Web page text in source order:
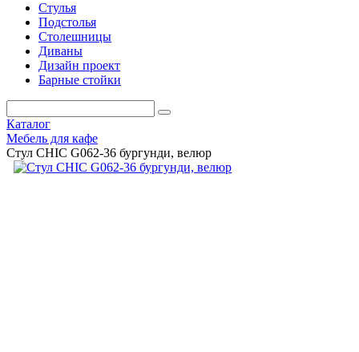
Стулья
Подстолья
Столешницы
Диваны
Дизайн проект
Барные стойки
Каталог
Мебель для кафе
Стул CHIC G062-36 бургунди, велюр